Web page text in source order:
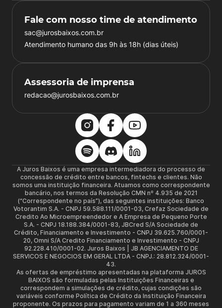
Fale com nosso time de atendimento
sac@jurosbaixos.com.br
Atendimento humano das 9h às 18h (dias úteis)
Assessoria de imprensa
redacao@jurosbaixos.com.br
A Juros Baixos é uma empresa intermediadora do processo de
concessão de crédito entre bancos, fintechs e clientes. Não
somos uma instituição financeira. Atuamos como correspondente
bancário, nos termos da Resolução CMN nº 4.935 de 2021
(“Correspondente no país”), das seguintes instituições: Banco
Votorantim S.A. - CNPJ 59.588.111/0001-03, Crefaz Sociedade de
Credito Ao Microempreendedor e A Empresa de Pequeno Porte
S.A. - CNPJ 18.188.384/0001-83, JBCred S/A Sociedade de
Crédito, Financiamento e Investimento - CNPJ 39.625.760/0001-
20, Omni S/A Credito Financiamento e Investimento - CNPJ
92.228.410/0001-02. Juros Baixos | JB AGENCIAMENTO DE
SERVICOS E NEGOCIOS EM GERAL LTDA - CNPJ.: 28.812.324/0001-
43.
As ofertas de empréstimo apresentadas na plataforma JUROS
BAIXOS são formuladas pelas Instituições Financeiras e
correspondem a simulações de crédito, cujas condições são
variáveis conforme Política de Crédito da Instituição Financeira
proponente. Os prazos para pagamento variam de 1 a 360 meses